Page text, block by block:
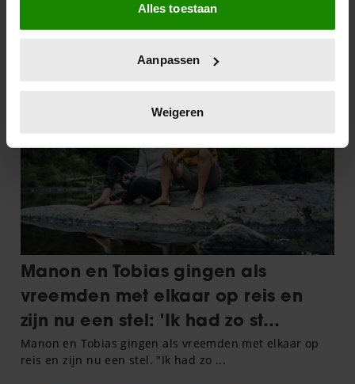
Informatie verzamelen over uw geografische
locatie, die tot een paar meter nauwkeurig kan zijn
scannen op specifieke eigenschappen (fingerprinting)
verwerkt en stel uw voorkeuren in het
intrekken in de Cookieverklaring.
We gebruiken cookies om content en advertenties te
personaliseren, om functies voor social media te bieden
en om ons websiteverkeer te analyseren. Ook delen we
informatie over uw gebruik van onze site met onze
partners kunnen deze gegevens combineren met andere
informatie die u aan ze heeft verstrekt of die ze hebben
verzameld op basis van uw gebruik van hun services. U
gaat akkoord met onze cookies als u onze website blijft
gebruiken.
Alles toestaan
Aanpassen
Weigeren